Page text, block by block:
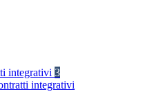
integrativi 3
integrativi